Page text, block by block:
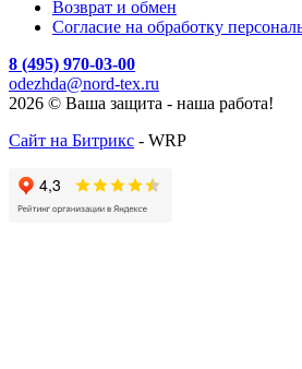
Возврат и обмен
Согласие на обработку
8 (495) 970-03-00
odezhda@nord-tex.ru
2026 © Ваша защита - наша работа!
Сайт на Битрикс - WRP